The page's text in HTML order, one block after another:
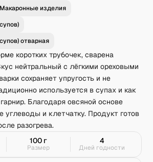
Макаронные изделия
отварная
коротких трубочек, сварена
нейтральный с лёгкими ореховыми
сохраняет упругость и не
используется в супах и как
Благодаря овсяной основе
и клетчатку. Продукт готов
разогрева.
100 г
Размер
4
Дней годности